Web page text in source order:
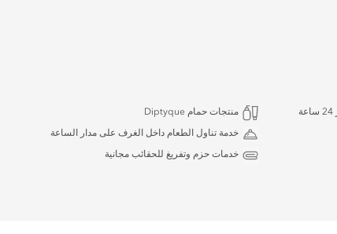
منتجات حمام Diptyque
خدمة تناول الطعام داخل الغرف على مدار الساعة
خدمات حزم وتفريغ للحقائب مجانية